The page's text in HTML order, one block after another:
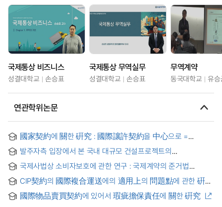
국제통상 비즈니스
성결대학교 손승표
국제통상 무역실무
성결대학교 손승표
무역계약
동국대학교 유
연관학위논문
國家契約에 關한 硏究 : 國際讓許契約을 中心으로 =
International Concession Contract
발주자측 입장에서 본 국내 대규모 건설프로젝트의
국제계약분쟁 해결방안에 관한 연구 = (A) Study on the
Dispute Resolution for the International Contract Claims :
Administration by Owner's point of view
국제사법상 소비자보호에 관한 연구 : 국제계약의 준거법
결정에서 당사자자치 원칙의 제한을 중심으로 = A Study on the
Consumer Protection in the Private International Law:
Focusing on the Limits on Principle of Party Autonomy in
Choice of law in Cross-Border Contracts
CIP契約의 國際複合運送에의 適用上의 問題點에 관한 硏究
= (A)study on the problems of the CIP contracts used in
the performance of the international multimodal transport
國際物品賣買契約에 있어서 瑕疵擔保責任에 關한 硏究